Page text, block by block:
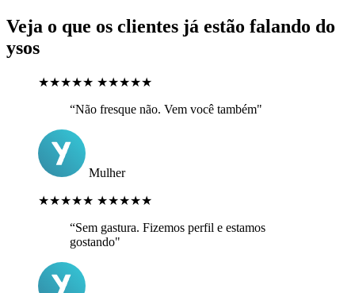
Veja o que os clientes já estão falando do
ysos
★★★★★ ★★★★★
“Não fresque não. Vem você também"
Mulher
★★★★★ ★★★★★
“Sem gastura. Fizemos perfil e estamos
gostando"